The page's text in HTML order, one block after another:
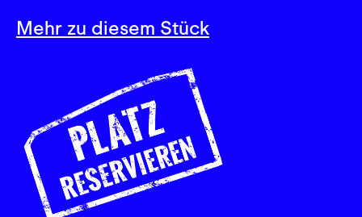
Mehr zu diesem Stück